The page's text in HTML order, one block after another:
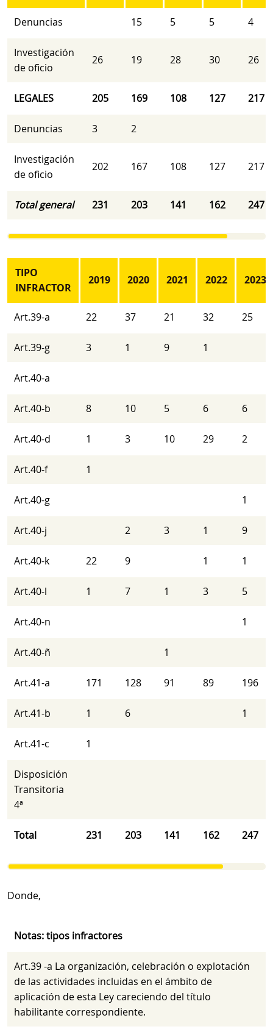
Denuncias 15 5 5 4
Investigación
de oficio
26 19 28 30 26
LEGALES 205 169 108 127 217
Denuncias 3 2
Investigación
de oficio
202 167 108 127 217
Total general 231 203 141 162 247
TIPO
INFRACTOR
2019 2020 2021 2022 2023
Art.39-a 22 37 21 32 25
Art.39-g 3 1 9 1
Art.40-a
Art.40-b 8 10 5 6 6
Art.40-d 1 3 10 29 2
Art.40-f 1
Art.40-g 1
Art.40-j 2 3 1 9
Art.40-k 22 9 1 1
Art.40-l 1 7 1 3 5
Art.40-n 1
Art.40-ñ 1
Art.41-a 171 128 91 89 196
Art.41-b 1 6 1
Art.41-c 1
Disposición
Transitoria
4ª
Total 231 203 141 162 247
Donde,
Notas: tipos infractores
Art.39 -a La organización, celebración o explotación
de las actividades incluidas en el ámbito de
aplicación de esta Ley careciendo del título
habilitante correspondiente.